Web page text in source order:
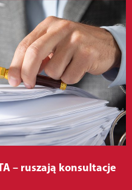
– ruszają konsultacje